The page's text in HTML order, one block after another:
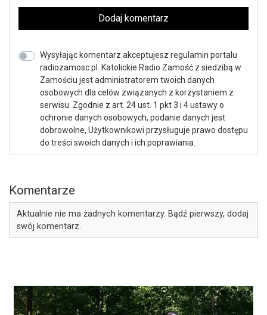
Dodaj komentarz
Wysyłając komentarz akceptujesz regulamin portalu
radiozamosc.pl. Katolickie Radio Zamość z siedzibą w
Zamościu jest administratorem twoich danych
osobowych dla celów związanych z korzystaniem z
serwisu. Zgodnie z art. 24 ust. 1 pkt 3 i 4 ustawy o
ochronie danych osobowych, podanie danych jest
dobrowolne, Użytkownikowi przysługuje prawo dostępu
do treści swoich danych i ich poprawiania.
Komentarze
Aktualnie nie ma żadnych komentarzy. Bądź pierwszy, dodaj
swój komentarz.